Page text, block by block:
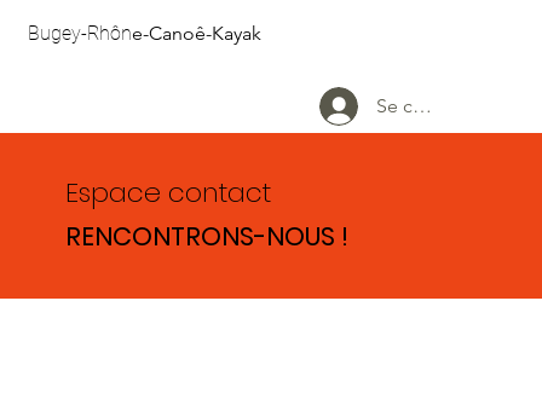
Se connecter
Bugey-Rhône-Canoê-Kayak
Espace contact
RENCONTRONS-NOUS !